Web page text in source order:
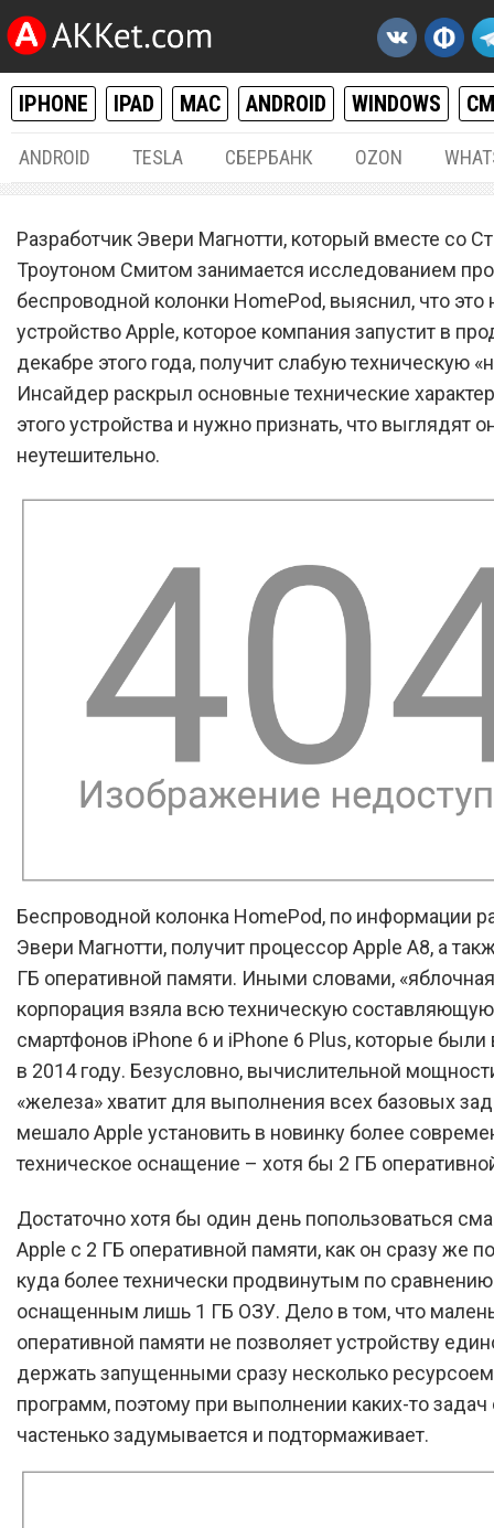
IPHONE IPAD MAC ANDROID WINDOWS
ANDROID TESLA СБЕРБАНК OZON
Apple вновь доказала
жадность, установив в
HomePod слабенькое
Разработчик Эвери Магнотти, который вместе со
Троутоном Смитом занимается исследованием
беспроводной колонки HomePod, выяснил, что это
устройство Apple, которое компания запустит в
декабре этого года, получит слабую техническую
Инсайдер раскрыл основные технические
этого устройства и нужно признать, что выглядят
неутешительно.
Беспроводной колонка HomePod, по информации
Эвери Магнотти, получит процессор Apple A8, а
ГБ оперативной памяти. Иными словами,
корпорация взяла всю техническую
смартфонов iPhone 6 и iPhone 6 Plus, которые
в 2014 году. Безусловно, вычислительной
«железа» хватит для выполнения всех базовых
мешало Apple установить в новинку более
техническое оснащение – хотя бы 2 ГБ
Достаточно хотя бы один день попользоваться
Apple с 2 ГБ оперативной памяти, как он сразу же
куда более технически продвинутым по
оснащенным лишь 1 ГБ ОЗУ. Дело в том, что
оперативной памяти не позволяет устройству
держать запущенными сразу несколько
программ, поэтому при выполнении каких-то задач
частенько задумывается и подтормаживает.